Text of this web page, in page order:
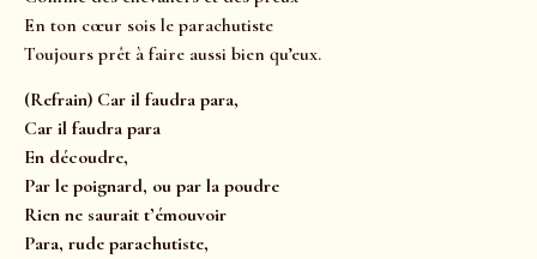
En ton cœur sois le parachutiste
Toujours prêt à faire aussi bien qu’eux.
(Refrain) Car il faudra para,
Car il faudra para
En découdre,
Par le poignard, ou par la poudre
Rien ne saurait t’émouvoir
Para, rude parachutiste,